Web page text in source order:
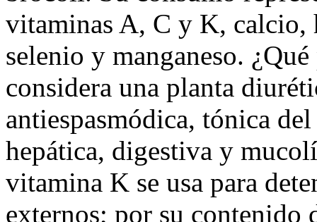
vitaminas A, C y K, calcio,
selenio y manganeso.
considera una planta
antiespasmódica, tónica
hepática, digestiva y
vitamina K se usa para
externos; por su contenido